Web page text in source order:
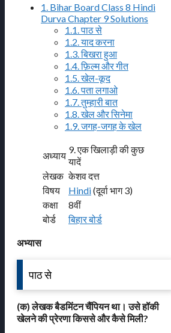
1. Bihar Board Class 8 Hindi
Durva Chapter 9 Solutions
1.1. पाठ से
1.2. याद करना
1.3. बिखरा हुआ
1.4. फ़िल्म और गीत
1.5. खेल-कूद
1.6. पता लगाओ
1.7. तुम्हारी बात
1.8. खेल और सिनेमा
1.9. जगह-जगह के खेल
अध्याय
9. एक खिलाड़ी की कुछ
यादें
लेखक केशव दत्त
विषय
Hindi(दूर्वा भाग 3)
कक्षा
8वीं
बोर्ड
बिहार बोर्ड
अभ्यास
पाठ से
(क) लेखक बैडमिंटन चैंपियन था। उसे हॉकी
खेलने की प्रेरणा किससे और कैसे मिली?